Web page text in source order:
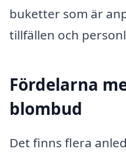
buketter som är
tillfällen och
Fördelarna
blombud
Det finns flera